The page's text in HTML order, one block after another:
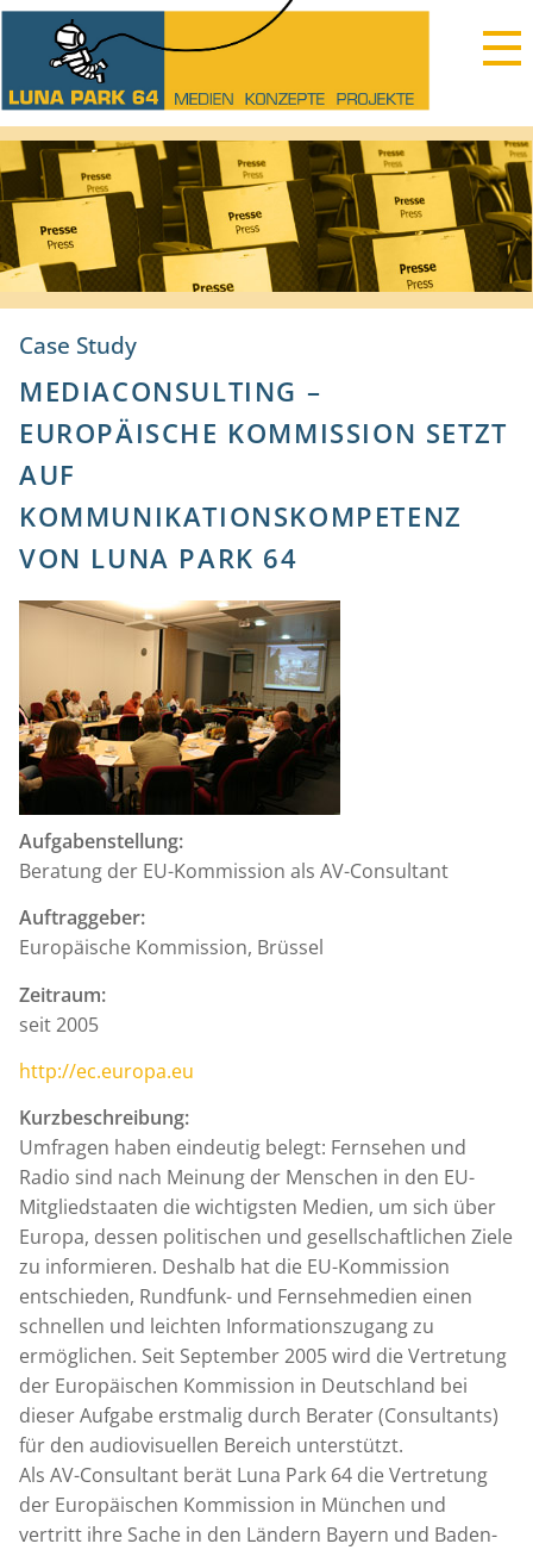
Case Study
MEDIACONSULTING –
EUROPÄISCHE KOMMISSION SETZT
AUF
KOMMUNIKATIONSKOMPETENZ
VON LUNA PARK 64
Aufgabenstellung:
Beratung der EU-Kommission als AV-Consultant
Auftraggeber:
Europäische Kommission, Brüssel
Zeitraum:
seit 2005
http://ec.europa.eu
Kurzbeschreibung:
Umfragen haben eindeutig belegt: Fernsehen und
Radio sind nach Meinung der Menschen in den EU-
Mitgliedstaaten die wichtigsten Medien, um sich über
Europa, dessen politischen und gesellschaftlichen Ziele
zu informieren. Deshalb hat die EU-Kommission
entschieden, Rundfunk- und Fernsehmedien einen
schnellen und leichten Informationszugang zu
ermöglichen. Seit September 2005 wird die Vertretung
der Europäischen Kommission in Deutschland bei
dieser Aufgabe erstmalig durch Berater (Consultants)
für den audiovisuellen Bereich unterstützt.
Als AV-Consultant berät Luna Park 64 die Vertretung
der Europäischen Kommission in München und
vertritt ihre Sache in den Ländern Bayern und Baden-